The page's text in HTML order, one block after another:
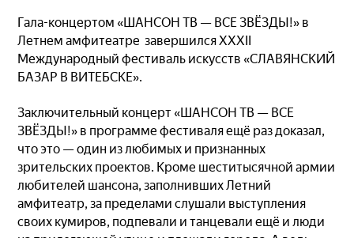
Гала-концертом «ШАНСОН ТВ — ВСЕ ЗВЁЗДЫ!» в
Летнем амфитеатре завершился XXXII
Международный фестиваль искусств «СЛАВЯНСКИЙ
БАЗАР В ВИТЕБСКЕ».
Заключительный концерт «ШАНСОН ТВ — ВСЕ
ЗВЁЗДЫ!» в программе фестиваля ещё раз доказал,
что это — один из любимых и признанных
зрительских проектов. Кроме шеститысячной армии
любителей шансона, заполнивших Летний
амфитеатр, за пределами слушали выступления
своих кумиров, подпевали и танцевали ещё и люди